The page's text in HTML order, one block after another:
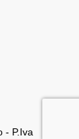
- P.Iva